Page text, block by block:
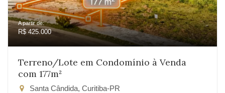
A partir de:
R$ 425.000
Terreno/Lote em Condomínio à Venda
com 177m²
Santa Cândida, Curitiba-PR